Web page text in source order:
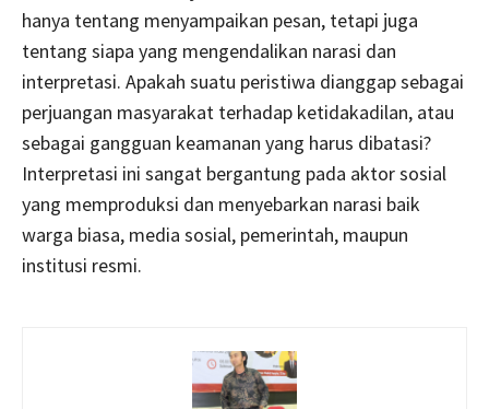
hanya tentang menyampaikan pesan, tetapi juga
tentang siapa yang mengendalikan narasi dan
interpretasi. Apakah suatu peristiwa dianggap sebagai
perjuangan masyarakat terhadap ketidakadilan, atau
sebagai gangguan keamanan yang harus dibatasi?
Interpretasi ini sangat bergantung pada aktor sosial
yang memproduksi dan menyebarkan narasi baik
warga biasa, media sosial, pemerintah, maupun
institusi resmi.